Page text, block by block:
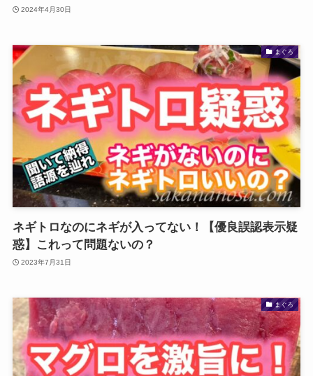
2024年4月30日
まぐろ
ネギトロなのにネギが入ってない！【優良誤認表示疑
惑】これって問題ないの？
2023年7月31日
まぐろ